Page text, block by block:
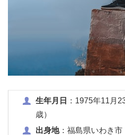
生年月日
：1975年11月
歳）
出身地：福島県いわき市